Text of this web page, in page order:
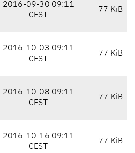
2016-09-30 09:11
CEST
77 KiB
2016-10-03 09:11
CEST
77 KiB
2016-10-08 09:11
CEST
77 KiB
2016-10-16 09:11
CEST
77 KiB